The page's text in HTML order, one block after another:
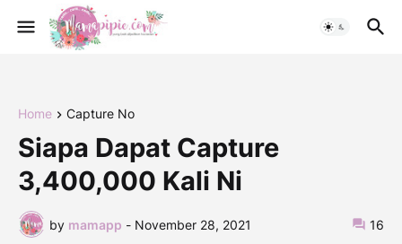
Home Capture No
Siapa Dapat Capture
3,400,000 Kali Ni
by mamapp - November 28, 2021 16